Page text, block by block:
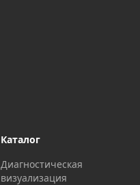
Каталог
Диагностическая
визуализация